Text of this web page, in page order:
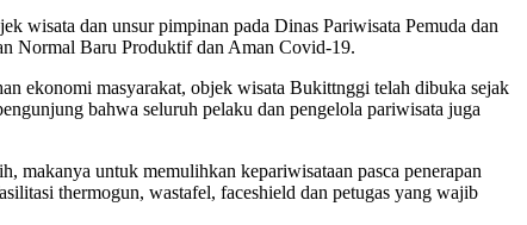
wisata dan unsur pimpinan pada Dinas Pariwisata Pemuda dan
Normal Baru Produktif dan Aman Covid-19.
ekonomi masyarakat, objek wisata Bukittnggi telah dibuka sejak
bahwa seluruh pelaku dan pengelola pariwisata juga
makanya untuk memulihkan kepariwisataan pasca penerapan
thermogun, wastafel, faceshield dan petugas yang wajib